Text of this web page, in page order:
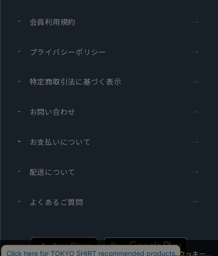
会員利用規約
プライバシーポリシー
特定商取引法に基づく表示
お問い合わせ
お支払いについて
配送について
よくあるご質問
当社のウェブサイトでは、お客様の利便性向上のためにクッキー